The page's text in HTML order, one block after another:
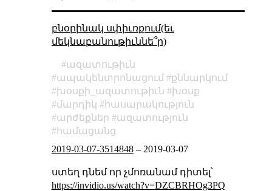
բնօրինակ սփիւռքում(եւ
մեկնաբանութիւննե՞ր)
ազատութիւն
ապակենտրոնացում
քննարկում
խօսքի_ազատութիւն
խօսք
մարդիկ
հասարակություն
արժեքներ
ազատություն
համացանց
2019-03-07-3514848– 2019-03-07
ստեղ դնեմ որ չմոռանամ դիտել՝
https://invidio.us/watch?v=DZCBRHOg3PQ